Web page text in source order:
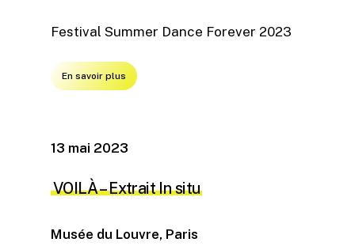
Festival Summer Dance Forever 2023
En savoir plus
13 mai 2023
VOILÀ – Extrait In situ
Musée du Louvre, Paris